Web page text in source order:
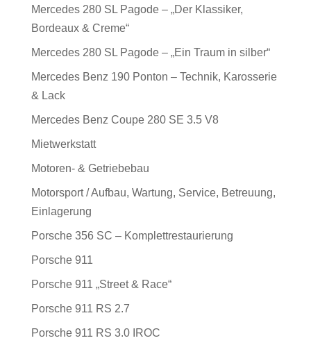
Mercedes 280 SL Pagode – „Der Klassiker,
Bordeaux & Creme“
Mercedes 280 SL Pagode – „Ein Traum in silber“
Mercedes Benz 190 Ponton – Technik, Karosserie
& Lack
Mercedes Benz Coupe 280 SE 3.5 V8
Mietwerkstatt
Motoren- & Getriebebau
Motorsport / Aufbau, Wartung, Service, Betreuung,
Einlagerung
Porsche 356 SC – Komplettrestaurierung
Porsche 911
Porsche 911 „Street & Race“
Porsche 911 RS 2.7
Porsche 911 RS 3.0 IROC